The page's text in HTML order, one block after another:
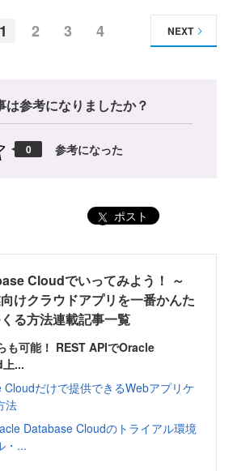
1 2 3 4 NEXT
は参考になりましたか？
0 参考になった
ポスト
Cloudでいってみよう！ ～
けクラウドアプリを一番かんた
る方法連載記事一覧
も可能！ REST APIでOracle
...
だけで提供できるWebアプリケ
法
Database Cloudのトライアル環境
・...